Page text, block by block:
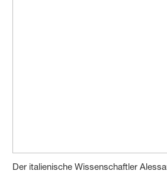
Der italienische Wissenschaftler